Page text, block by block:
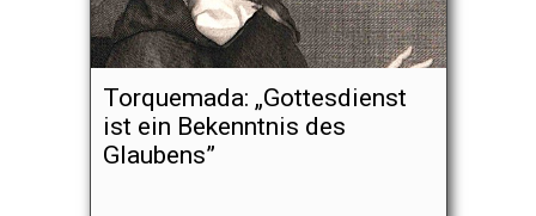
Torquemada: „Gottesdienst
ist ein Bekenntnis des
Glaubens”